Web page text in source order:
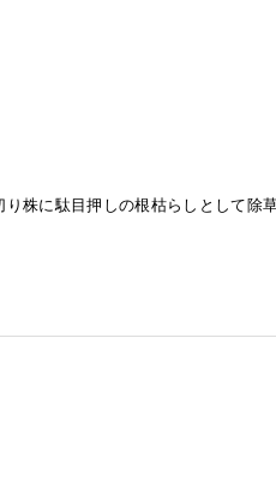
株に駄目押しの根枯らしとして除